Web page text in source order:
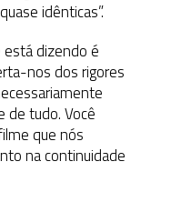
idênticas”.
está dizendo é
nos dos rigores
de tudo. Você
que nós
na continuidade